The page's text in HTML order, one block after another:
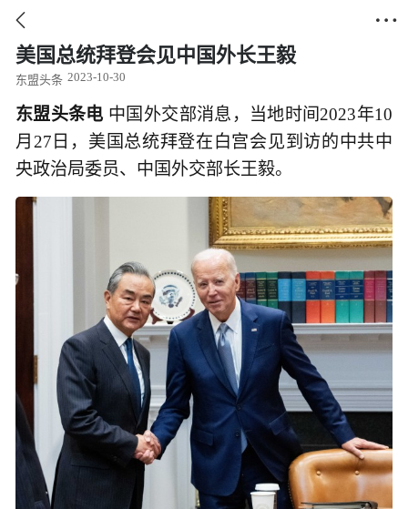
 
美国总统拜登会见中国外长王毅
东盟头条 2023-10-30
东盟头条电 中国外交部消息，当地时间2023年10
月27日，美国总统拜登在白宫会见到访的中共中
央政治局委员、中国外交部长王毅。